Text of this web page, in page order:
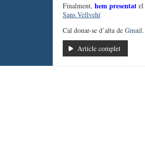
Finalment, hem presentat el
Sans Vellvehí
Cal donar-se d’alta de Gmail.
Article complet